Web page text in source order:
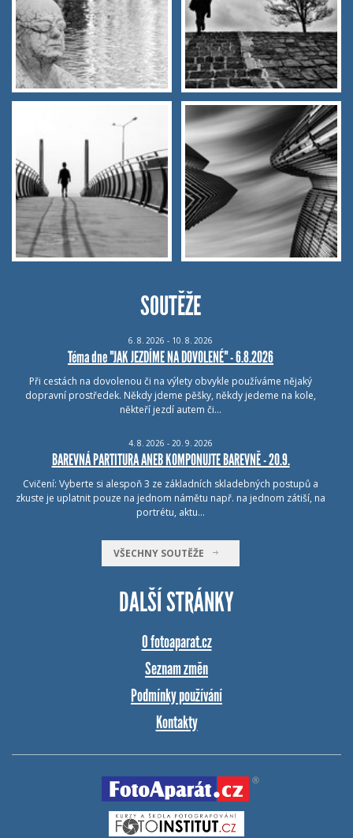
SOUTĚŽE
6. 8. 2026 - 10. 8. 2026
Téma dne "JAK JEZDÍME NA DOVOLENÉ" - 6.8.2026
Při cestách na dovolenou či na výlety obvykle používáme nějaký
dopravní prostředek. Někdy jdeme pěšky, někdy jedeme na kole,
někteří jezdí autem či…
4. 8. 2026 - 20. 9. 2026
BAREVNÁ PARTITURA ANEB KOMPONUJTE BAREVNĚ - 20.9.
Cvičení: Vyberte si alespoň 3 ze základních skladebných postupů a
zkuste je uplatnit pouze na jednom námětu např. na jednom zátiší, na
portrétu, aktu…
VŠECHNY SOUTĚŽE
DALŠÍ STRÁNKY
O fotoaparat.cz
Seznam změn
Podmínky používání
Kontakty